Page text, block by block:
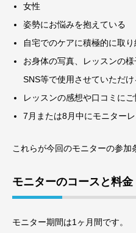
女性
姿勢にお悩みを抱えている
自宅でのケアに積極的に取
お身体の写真、レッスンの
SNS等で使用させていただけ
レッスンの感想や口コミに
7月または8月中にモニター
これらが今回のモニターの参加
モニターのコースと料金
モニター期間は1ヶ月間です。